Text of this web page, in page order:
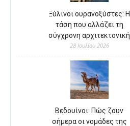
Ξύλινοι ουρανοξύστες: Η
τάση που αλλάζει τη
σύγχρονη αρχιτεκτονική
28 Ιουλίου 2026
Βεδουίνοι: Πώς ζουν
σήμερα οι νομάδες της